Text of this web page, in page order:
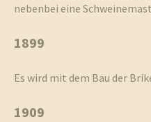
nebenbei eine
1899
Es wird mit dem Bau der
1909